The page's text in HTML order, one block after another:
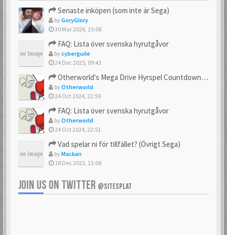
Senaste inköpen (som inte är Sega)
byGoryGlory
30 Mar 2026, 15:08
FAQ: Lista över svenska hyrutgåvor
bycyberguile
24 Dec 2025, 09:43
Otherworld's Mega Drive Hyrspel Countdown Tråd!
byOtherworld
24 Oct 2024, 22:59
FAQ: Lista över svenska hyrutgåvor
byOtherworld
24 Oct 2024, 22:51
Vad spelar ni för tillfället? (Övrigt Sega)
byMackan
18 Dec 2023, 11:08
JOIN US ON TWITTER @SITESPLAT